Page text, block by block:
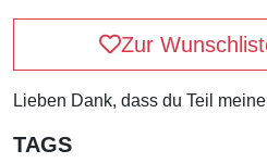
Zur
Lieben Dank, dass du Teil
TAGS